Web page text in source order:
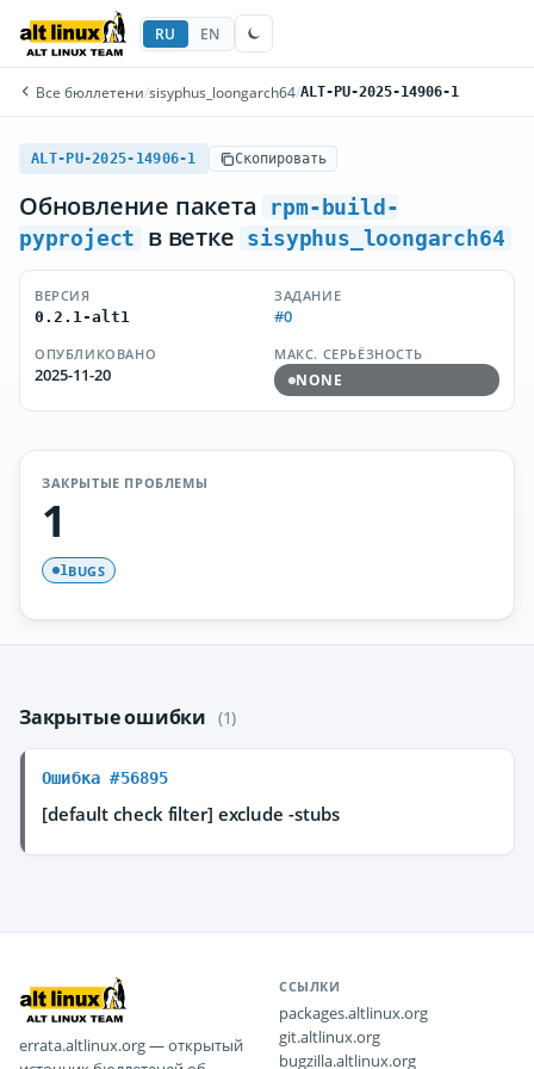
RU EN
Все бюллетени/sisyphus_loongarch64/ALT-PU-2025-14906-1
ALT-PU-2025-14906-1 Скопировать
Обновление пакета
rpm-build-
pyproject
в ветке sisyphus_loongarch64
ВЕРСИЯ
0.2.1-alt1
ЗАДАНИЕ
#0
ОПУБЛИКОВАНО
2025-11-20
МАКС. СЕРЬЁЗНОСТЬ
NONE
ЗАКРЫТЫЕ ПРОБЛЕМЫ
1
1BUGS
Закрытые ошибки (1)
Ошибка #56895
[default check filter] exclude -stubs
errata.altlinux.org — открытый
ССЫЛКИ
packages.altlinux.org
git.altlinux.org
bugzilla.altlinux.org